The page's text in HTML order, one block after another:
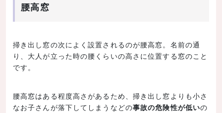
腰高窓
掃き出し窓の次によく設置されるのが腰高窓。名前の通
り、大人が立った時の腰くらいの高さに位置する窓のこと
です。
腰高窓はある程度高さがあるため、掃き出し窓よりも小さ
なお子さんが落下してしまうなどの事故の危険性が低いの